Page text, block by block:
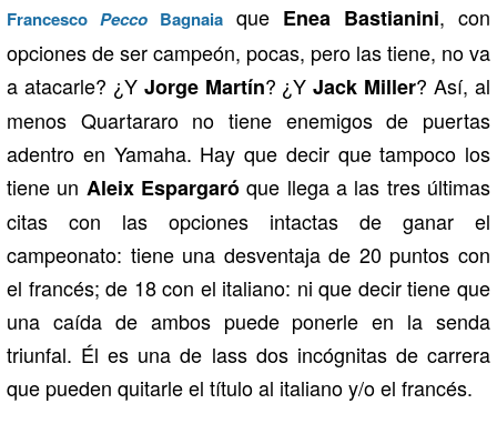
Francesco Pecco Bagnaia que Enea Bastianini, con
opciones de ser campeón, pocas, pero las tiene, no va
a atacarle? ¿Y Jorge Martín? ¿YJack Miller? Así, al
menos Quartararo no tiene enemigos de puertas
adentro en Yamaha. Hay que decir que tampoco los
tiene un Aleix Espargaró que llega a las tres últimas
citas con las opciones intactas de ganar el
campeonato: tiene una desventaja de 20 puntos con
el francés; de 18 con el italiano: ni que decir tiene que
una caída de ambos puede ponerle en la senda
triunfal. Él es una de lass dos incógnitas de carrera
que pueden quitarle el título al italiano y/o el francés.